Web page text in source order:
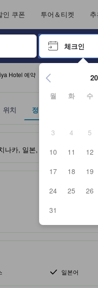
인 쿠폰 투어＆티켓
나 탭 키를 사용하여 탐색한 후
체크인
엔터 키를 눌러 캘
월 화 수
3
4 5
10
11 12
17
18 19
24
25 26
31
Hotel 예약
위치 정책
설 및 서비스를 반영해 파트너
나카, 일본, 311-1221- 지도에
일본어